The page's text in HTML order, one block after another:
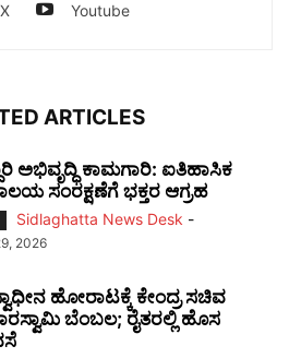
X Youtube
ARTICLES
ಅಭಿವೃದ್ಧಿ ಕಾಮಗಾರಿ: ಐತಿಹಾಸಿಕ
ಸಂರಕ್ಷಣೆಗೆ ಭಕ್ತರ ಆಗ್ರಹ
Sidlaghatta News Desk -
2026
ಹೋರಾಟಕ್ಕೆ ಕೇಂದ್ರ ಸಚಿವ
ಬೆಂಬಲ; ರೈತರಲ್ಲಿ ಹೊಸ